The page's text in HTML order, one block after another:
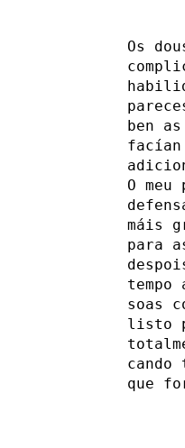
Os
ben
facían
O
máis
para
tempo
soas
listo
cando
que